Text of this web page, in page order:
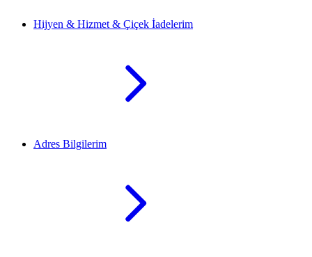
Hijyen & Hizmet & Çiçek İadelerim
Adres Bilgilerim